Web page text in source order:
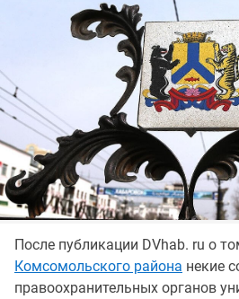
После публикации DVhab. ru о
Комсомольского района некие
правоохранительных органов